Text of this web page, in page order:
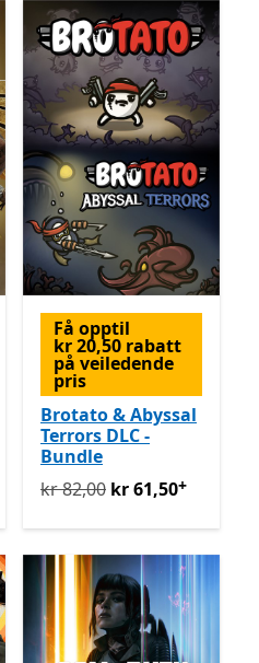
kr 479,20 med Game Pass
Få opptil
kr 20,50 rabatt
på veiledende
pris
Brotato & Abyssal
Terrors DLC -
Bundle
Opprinnelig kr 82,00 nå kr
kr 82,00 kr 61,50+